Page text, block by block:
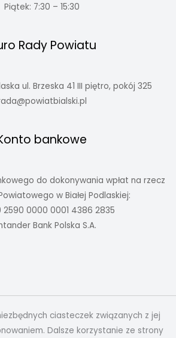
Piątek: 7:30 – 15:30
Rady Powiatu
ul. Brzeska 41 III piętro, pokój 325
bankowe
do dokonywania wpłat na rzecz
w Białej Podlaskiej:
2590 0000 0001 4386 2835
Bank Polska S.A.
ciasteczek związanych z jej
Dalsze korzystanie ze strony